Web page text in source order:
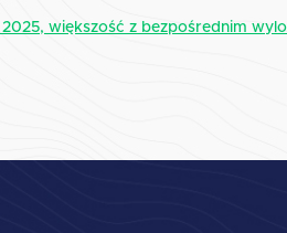
większość z bezpośrednim